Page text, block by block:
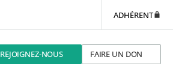
ADHÉRENT
REJOIGNEZ-NOUS FAIRE UN DON